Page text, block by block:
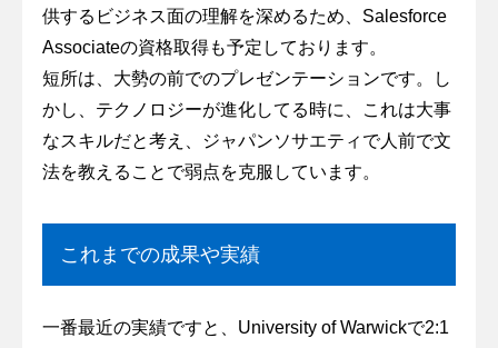
供するビジネス面の理解を深めるため、Salesforce
Associateの資格取得も予定しております。
短所は、大勢の前でのプレゼンテーションです。し
かし、テクノロジーが進化してる時に、これは大事
なスキルだと考え、ジャパンソサエティで人前で文
法を教えることで弱点を克服しています。
これまでの成果や実績
一番最近の実績ですと、University of Warwickで2:1